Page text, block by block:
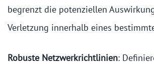
begrenzt die potenziellen
Verletzung innerhalb eines
Robuste Netzwerkrichtlinien: